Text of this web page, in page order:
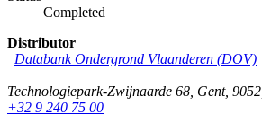
Completed
Distributor
Databank Ondergrond Vlaanderen (DOV)
Technologiepark-Zwijnaarde 68 Gent, 9052
+32 9 240 75 00